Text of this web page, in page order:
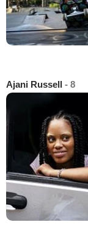
Ajani Russell - 8